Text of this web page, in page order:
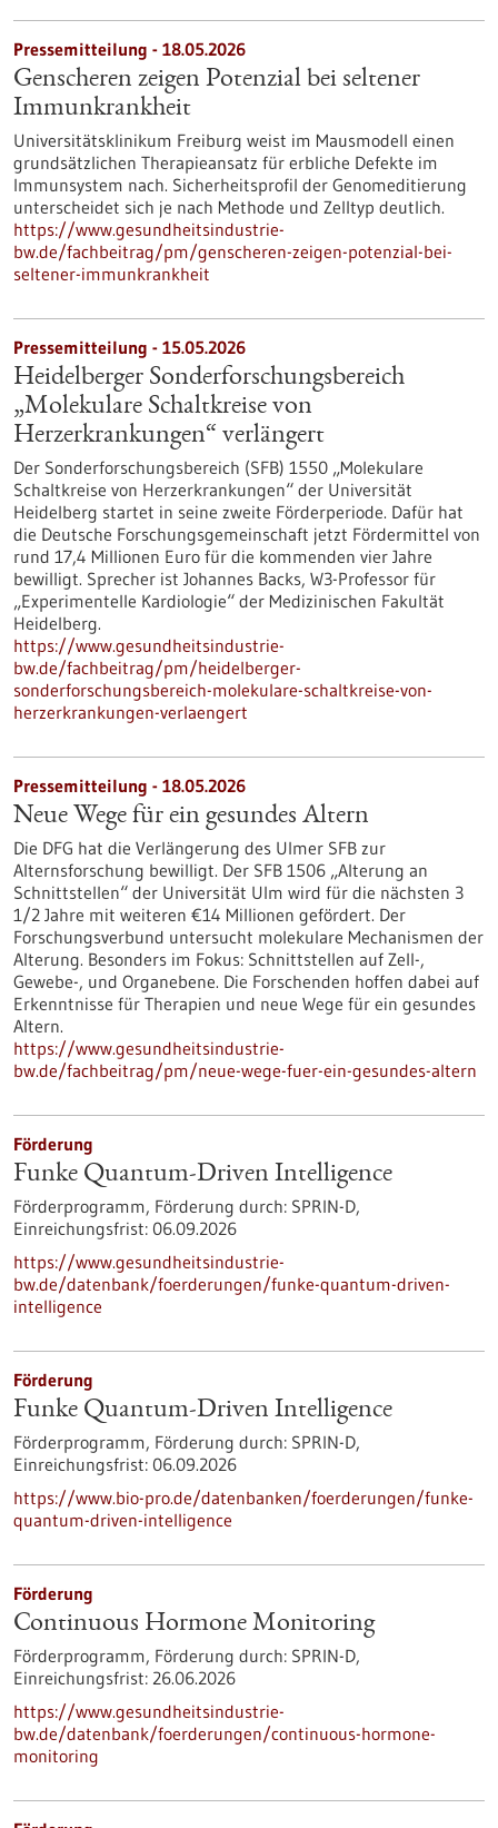
Pressemitteilung - 18.05.2026
Genscheren zeigen Potenzial bei seltener
Immunkrankheit
Universitätsklinikum Freiburg weist im Mausmodell einen
grundsätzlichen Therapieansatz für erbliche Defekte im
Immunsystem nach. Sicherheitsprofil der Genomeditierung
unterscheidet sich je nach Methode und Zelltyp deutlich.
https://www.gesundheitsindustrie-
bw.de/fachbeitrag/pm/genscheren-zeigen-potenzial-bei-
seltener-immunkrankheit
Pressemitteilung - 15.05.2026
Heidelberger Sonderforschungsbereich
„Molekulare Schaltkreise von
Herzerkrankungen“ verlängert
Der Sonderforschungsbereich (SFB) 1550 „Molekulare
Schaltkreise von Herzerkrankungen“ der Universität
Heidelberg startet in seine zweite Förderperiode. Dafür hat
die Deutsche Forschungsgemeinschaft jetzt Fördermittel von
rund 17,4 Millionen Euro für die kommenden vier Jahre
bewilligt. Sprecher ist Johannes Backs, W3-Professor für
„Experimentelle Kardiologie“ der Medizinischen Fakultät
Heidelberg.
https://www.gesundheitsindustrie-
bw.de/fachbeitrag/pm/heidelberger-
sonderforschungsbereich-molekulare-schaltkreise-von-
herzerkrankungen-verlaengert
Pressemitteilung - 18.05.2026
Neue Wege für ein gesundes Altern
Die DFG hat die Verlängerung des Ulmer SFB zur
Alternsforschung bewilligt. Der SFB 1506 „Alterung an
Schnittstellen“ der Universität Ulm wird für die nächsten 3
1/2 Jahre mit weiteren €14 Millionen gefördert. Der
Forschungsverbund untersucht molekulare Mechanismen der
Alterung. Besonders im Fokus: Schnittstellen auf Zell-,
Gewebe-​, und Organebene. Die Forschenden hoffen dabei auf
Erkenntnisse für Therapien und neue Wege für ein gesundes
Altern.
https://www.gesundheitsindustrie-
bw.de/fachbeitrag/pm/neue-wege-fuer-ein-gesundes-altern
Förderung
Funke Quantum-Driven Intelligence
Förderprogramm, Förderung durch: SPRIN-D,
Einreichungsfrist: 06.09.2026
https://www.gesundheitsindustrie-
bw.de/datenbank/foerderungen/funke-quantum-driven-
intelligence
Förderung
Funke Quantum-Driven Intelligence
Förderprogramm, Förderung durch: SPRIN-D,
Einreichungsfrist: 06.09.2026
https://www.bio-pro.de/datenbanken/foerderungen/funke-
quantum-driven-intelligence
Förderung
Continuous Hormone Monitoring
Förderprogramm, Förderung durch: SPRIN-D,
Einreichungsfrist: 26.06.2026
https://www.gesundheitsindustrie-
bw.de/datenbank/foerderungen/continuous-hormone-
monitoring